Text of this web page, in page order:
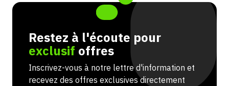
Restez à l'écoute pour
exclusif offres
Inscrivez-vous à notre lettre d'information et
recevez des offres exclusives directement